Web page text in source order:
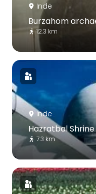
Inde
Burzahom
12.3 km
Inde
Hazratbal Shrine
7.3 km